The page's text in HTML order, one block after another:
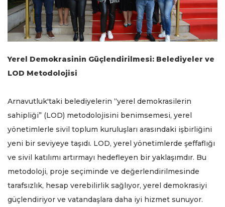
Yerel Demokrasinin Güçlendirilmesi: Belediyeler ve
LOD Metodolojisi
Arnavutluk'taki belediyelerin “yerel demokrasilerin
sahipliği” (LOD) metodolojisini benimsemesi, yerel
yönetimlerle sivil toplum kuruluşları arasındaki işbirliğini
yeni bir seviyeye taşıdı. LOD, yerel yönetimlerde şeffaflığı
ve sivil katılımı artırmayı hedefleyen bir yaklaşımdır. Bu
metodoloji, proje seçiminde ve değerlendirilmesinde
tarafsızlık, hesap verebilirlik sağlıyor, yerel demokrasiyi
güçlendiriyor ve vatandaşlara daha iyi hizmet sunuyor.